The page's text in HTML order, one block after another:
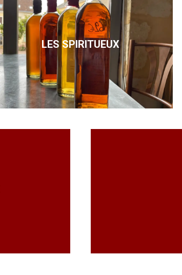
LES SPIRITUEUX